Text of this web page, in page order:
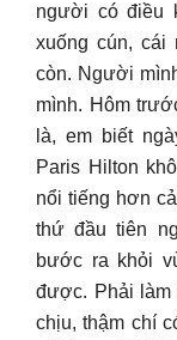
người có điều
xuống cún, cái
còn. Người
mình. Hôm
là, em biết
Paris Hilton
nổi tiếng hơn
thứ đầu tiên
bước ra khỏi
được. Phải làm
chịu, thậm chí